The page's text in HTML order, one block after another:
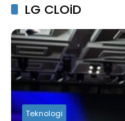
LG CLOiD
Teknologi